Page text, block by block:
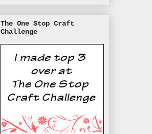
The One Stop Craft
Challenge